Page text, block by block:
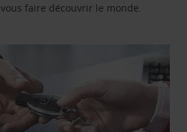
faire découvrir le monde.